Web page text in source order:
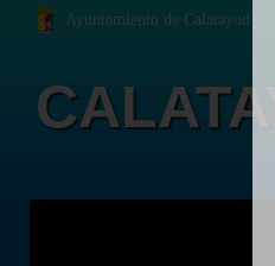
Ayuntamiento de Calatayud